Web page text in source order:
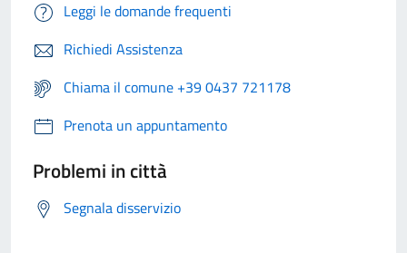
Leggi le domande frequenti
Richiedi Assistenza
Chiama il comune +39 0437 721178
Prenota un appuntamento
Problemi in città
Segnala disservizio